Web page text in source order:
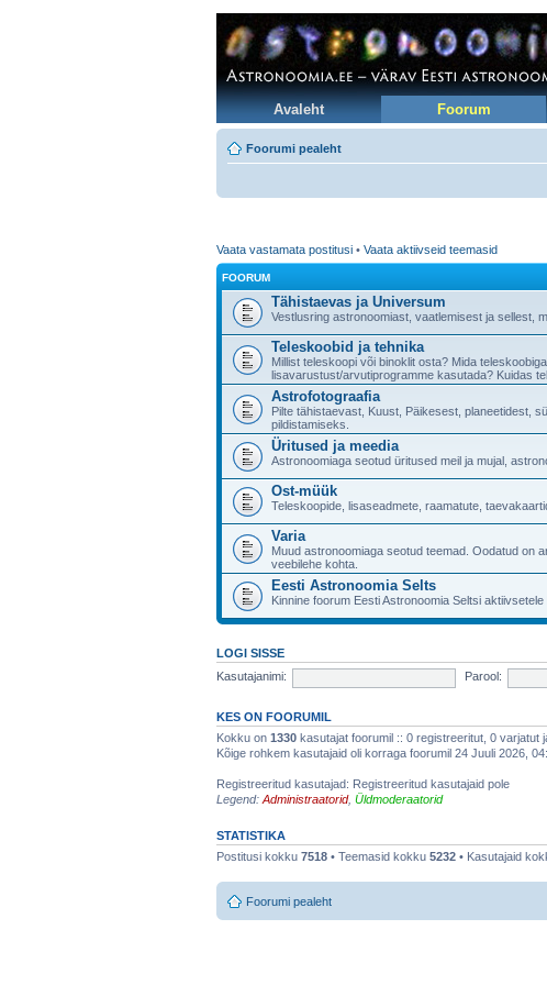
Avaleht Foorum
Foorumi pealeht
Vaata vastamata postitusi • Vaata aktiivseid teemasid
FOORUM
Tähistaevas ja Universum
Vestlusring astronoomiast, vaatlemisest ja sellest,
Teleskoobid ja tehnika
Millist teleskoopi või binoklit osta? Mida
lisavarustust/arvutiprogramme kasutada? Kuidas
Astrofotograafia
Pilte tähistaevast, Kuust, Päikesest, planeetidest,
pildistamiseks.
Üritused ja meedia
Astronoomiaga seotud üritused meil ja mujal,
Ost-müük
Teleskoopide, lisaseadmete, raamatute,
Varia
Muud astronoomiaga seotud teemad. Oodatud on
veebilehe kohta.
Eesti Astronoomia Selts
Kinnine foorum Eesti Astronoomia Seltsi
LOGI SISSE
Kasutajanimi:
Parool:
KES ON FOORUMIL
Kokku on 1330 kasutajat foorumil :: 0 registreeritut, 0 varjatut
Kõige rohkem kasutajaid oli korraga foorumil 24 Juuli 2026,
Registreeritud kasutajad: Registreeritud kasutajaid pole
Legend: Administraatorid, Üldmoderaatorid
STATISTIKA
Postitusi kokku 7518 • Teemasid kokku 5232 • Kasutajaid
Foorumi pealeht